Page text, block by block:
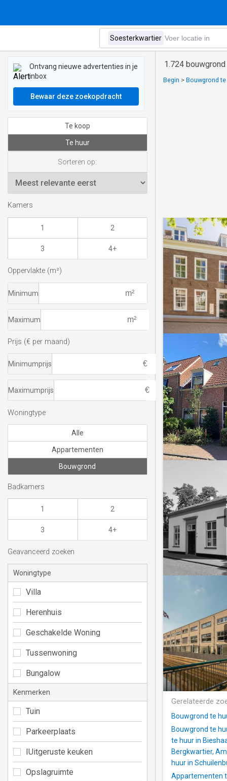
1.724
Begin > Bouwgrond
Gerelateerde
Bouwgrond te
Bouwgrond te
te huur in
Bergkwartier,
huur in
Appartementen
Ontvang nieuwe advertenties in je
inbox
Bewaar deze zoekopdracht
Te koop
Te huur
Sorteren op:
Kamers
1 2
3 4+
Oppervlakte (m²)
Minimum
Maximum
Prijs (€ per maand)
Minimumprijs
Maximumprijs
Woningtype
Alle
Appartementen
Bouwgrond
Badkamers
1 2
3 4+
Geavanceerd zoeken
Woningtype
Villa
Herenhuis
Geschakelde Woning
Tussenwoning
Bungalow
Kenmerken
Tuin
Parkeerplaats
IUitgeruste keuken
Opslagruimte